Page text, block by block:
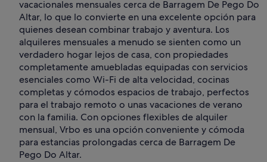
vacacionales mensuales cerca de Barragem De Pego Do
Altar, lo que lo convierte en una excelente opción para
quienes desean combinar trabajo y aventura. Los
alquileres mensuales a menudo se sienten como un
verdadero hogar lejos de casa, con propiedades
completamente amuebladas equipadas con servicios
esenciales como Wi-Fi de alta velocidad, cocinas
completas y cómodos espacios de trabajo, perfectos
para el trabajo remoto o unas vacaciones de verano
con la familia. Con opciones flexibles de alquiler
mensual, Vrbo es una opción conveniente y cómoda
para estancias prolongadas cerca de Barragem De
Pego Do Altar.